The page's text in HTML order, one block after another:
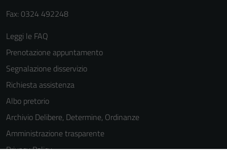
Fax: 0324 492248
Leggi le FAQ
Prenotazione appuntamento
Segnalazione disservizio
Richiesta assistenza
Albo pretorio
Archivio Delibere, Determine, Ordinanze
Amministrazione trasparente
Privacy Policy
non raccolgono